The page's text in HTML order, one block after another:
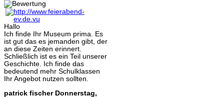
Hallo
Ich finde Ihr Museum prima. Es
ist gut das es jemanden gibt, der
an diese Zeiten erinnert.
Schließlich ist es ein Teil unserer
Geschichte. Ich finde das
bedeutend mehr Schulklassen
Ihr Angebot nutzen sollten.
patrick fischer Donnerstag,